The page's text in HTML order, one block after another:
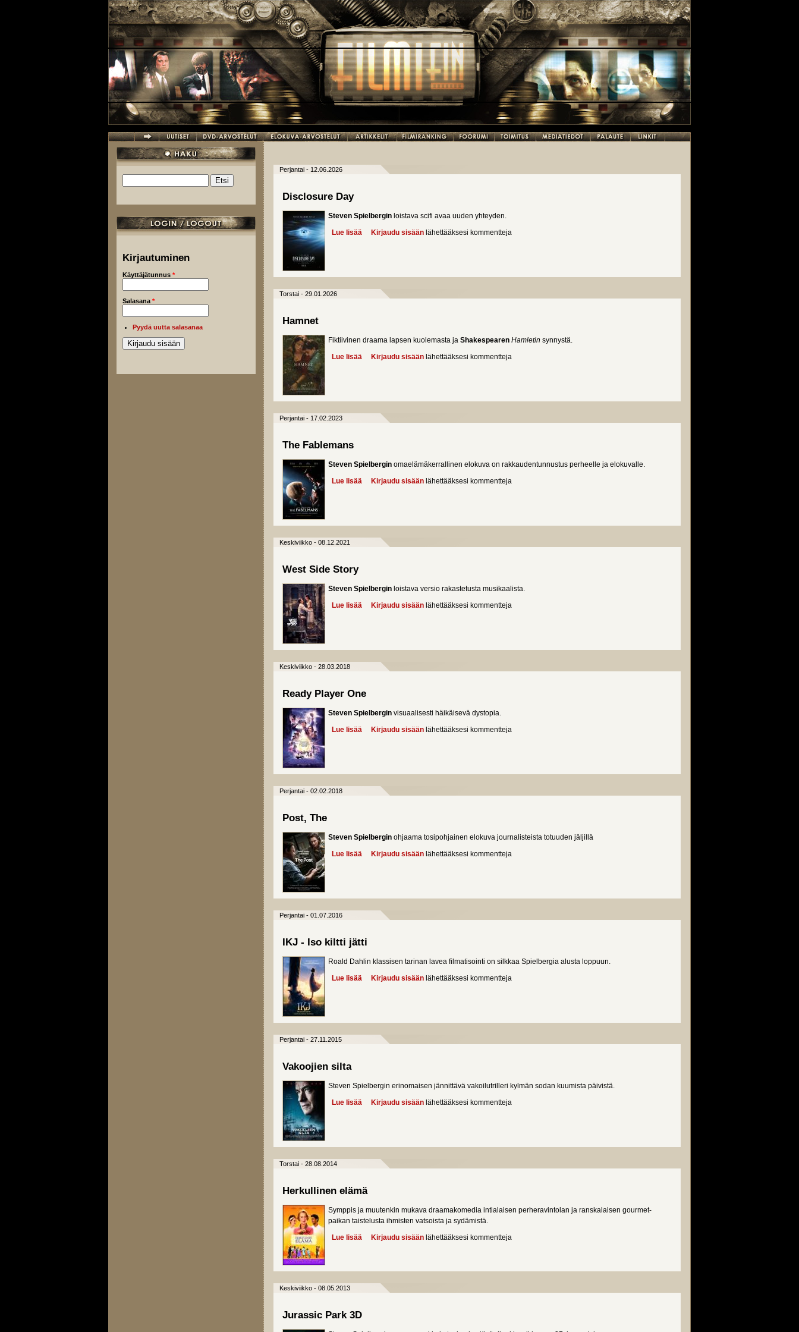
Hakulomake
Kirjautuminen
Käyttäjätunnus *
Salasana *
Pyydä uutta salasanaa
Perjantai - 12.06.2026
Disclosure Day
Steven Spielbergin loistava scifi avaa uuden yhteyden.
Lue lisää about Disclosure Day
Kirjaudu sisään lähettääksesi kommentteja
Torstai - 29.01.2026
Hamnet
Fiktiivinen draama lapsen kuolemasta ja Shakespearen Hamletin synnystä.
Lue lisää about Hamnet
Kirjaudu sisään lähettääksesi kommentteja
Perjantai - 17.02.2023
The Fablemans
Steven Spielbergin omaelämäkerrallinen elokuva on rakkaudentunnustus perheelle ja elokuvalle.
Lue lisää about The Fablemans
Kirjaudu sisään lähettääksesi kommentteja
Keskiviikko - 08.12.2021
West Side Story
Steven Spielbergin loistava versio rakastetusta musikaalista.
Lue lisää about West Side Story
Kirjaudu sisään lähettääksesi kommentteja
Keskiviikko - 28.03.2018
Ready Player One
Steven Spielbergin visuaalisesti häikäisevä dystopia.
Lue lisää about Ready Player One
Kirjaudu sisään lähettääksesi kommentteja
Perjantai - 02.02.2018
Post, The
Steven Spielbergin ohjaama tosipohjainen elokuva journalisteista totuuden jäljillä
Lue lisää about Post, The
Kirjaudu sisään lähettääksesi kommentteja
Perjantai - 01.07.2016
IKJ - Iso kiltti jätti
Roald Dahlin klassisen tarinan lavea filmatisointi on silkkaa Spielbergia alusta loppuun.
Lue lisää about IKJ - Iso kiltti jätti
Kirjaudu sisään lähettääksesi kommentteja
Perjantai - 27.11.2015
Vakoojien silta
Steven Spielbergin erinomaisen jännittävä vakoilutrilleri kylmän sodan kuumista päivistä.
Lue lisää about Vakoojien silta
Kirjaudu sisään lähettääksesi kommentteja
Torstai - 28.08.2014
Herkullinen elämä
Symppis ja muutenkin mukava draamakomedia intialaisen perheravintolan ja ranskalaisen gourmet-
paikan taistelusta ihmisten vatsoista ja sydämistä.
Lue lisää about Herkullinen elämä
Kirjaudu sisään lähettääksesi kommentteja
Keskiviikko - 08.05.2013
Jurassic Park 3D